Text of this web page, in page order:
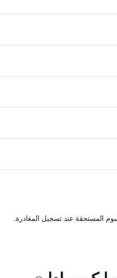
المستحقة عند تسجيل المغادرة.